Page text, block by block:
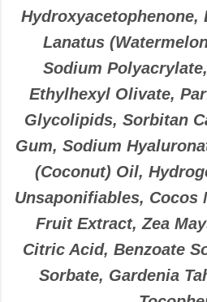
Lanatus
Sodium
Ethylhexyl Olivate,
Glycolipids, Sorbitan
Gum, Sodium
(Coconut) Oil,
Unsaponifiables, Cocos
Fruit Extract, Zea
Citric Acid, Benzoate
Sorbate, Gardenia